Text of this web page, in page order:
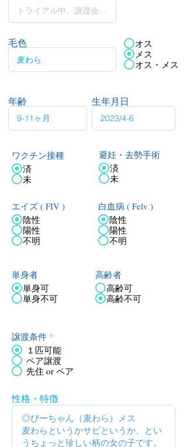
毛色
オス
メス
オス・メス
年齢 生年月日
ワクチン接種
済
未
エイズ ( FIV )
陰性
陽性
不明
避妊・去勢手術
済
未
白血病 ( Felv )
陰性
陽性
不明
単身者
単身可
単身不可
高齢者
高齢可
高齢不可
譲渡条件 *
１匹可能
ペア譲渡
先住 or ペア
性格・特徴